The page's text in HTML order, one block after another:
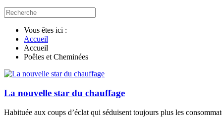
Vous êtes ici :
Accueil
Accueil
Poêles et Cheminées
La nouvelle star du chauffage
Habituée aux coups d’éclat qui séduisent toujours plus les